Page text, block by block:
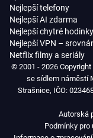
Nejlepší telefony
Nejlepší AI zdarma
Nejlepší chytré hodinky
Nejlepší VPN –
Netflix filmy a seriály
© 2001 - 2026 Copyright
se sídlem náměstí
Strašnice, IČO:
Autorská
Podmínky